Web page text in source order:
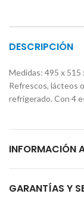
DESCRIPCIÓN
Medidas: 495 x 515
Refrescos, lácteos
refrigerado. Con 4
INFORMACIÓN
GARANTÍAS Y